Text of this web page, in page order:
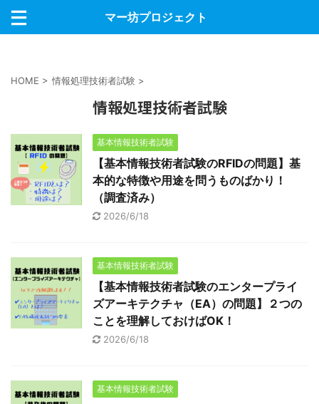
マー坊プロジェクト
HOME > 情報処理技術者試験 >
情報処理技術者試験
基本情報技術者試験
【基本情報技術者試験のRFIDの問題】基
本的な特徴や用途を問うものばかり！
（調査済み）
2026/6/18
基本情報技術者試験
【基本情報技術者試験のエンタープライ
ズアーキテクチャ（EA）の問題】２つの
ことを理解しておけばOK！
2026/6/18
基本情報技術者試験